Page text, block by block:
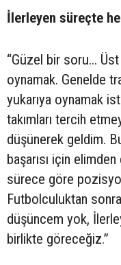
İlerleyen süreçte
“Güzel bir soru...
oynamak. Genelde
yukarıya oynamak
takımları tercih
düşünerek geldim.
başarısı için
sürece göre
Futbolculuktan
düşüncem yok,
birlikte göreceğiz.”